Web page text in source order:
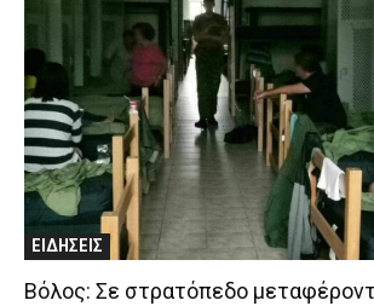
ΕΙΔΗΣΕΙΣ
Βόλος: Σε στρατόπεδο